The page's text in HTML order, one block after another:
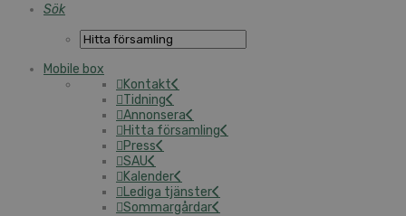
Sök
Mobile box
Kontakt
Tidning
Annonsera
Hitta församling
Press
SAU
Kalender
Lediga tjänster
Sommargårdar